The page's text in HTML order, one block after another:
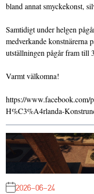
bland annat smyckekonst,
Samtidigt under helgen
medverkande konstnärerna
utställningen pågår fram till
Varmt välkomna!
https://www.facebook.com/
H%C3%A4rlanda-
2026-06-24